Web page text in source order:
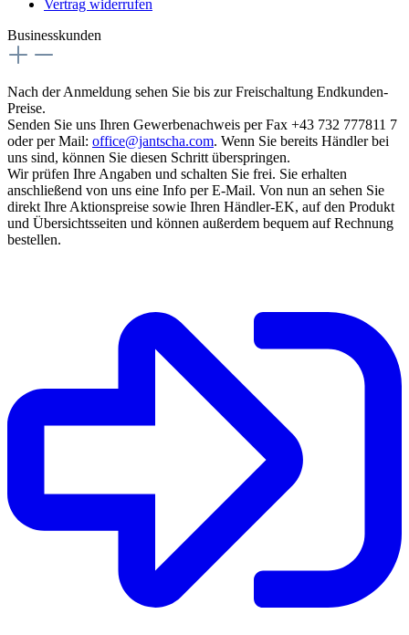
Vertrag widerrufen
Businesskunden
Nach der Anmeldung sehen Sie bis zur Freischaltung Endkunden-
Preise.
Senden Sie uns Ihren Gewerbenachweis per Fax +43 732 777811 7
oder per Mail: office@jantscha.com. Wenn Sie bereits Händler bei
uns sind, können Sie diesen Schritt überspringen.
Wir prüfen Ihre Angaben und schalten Sie frei. Sie erhalten
anschließend von uns eine Info per E-Mail. Von nun an sehen Sie
direkt Ihre Aktionspreise sowie Ihren Händler-EK, auf den Produkt
und Übersichtsseiten und können außerdem bequem auf Rechnung
bestellen.